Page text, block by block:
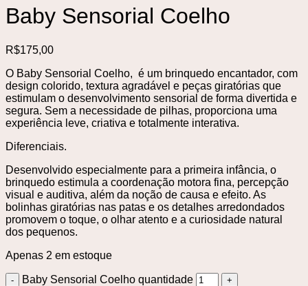
Baby Sensorial Coelho
R$175,00
O Baby Sensorial Coelho, é um brinquedo encantador, com
design colorido, textura agradável e peças giratórias que
estimulam o desenvolvimento sensorial de forma divertida e
segura. Sem a necessidade de pilhas, proporciona uma
experiência leve, criativa e totalmente interativa.
Diferenciais.
Desenvolvido especialmente para a primeira infância, o
brinquedo estimula a coordenação motora fina, percepção
visual e auditiva, além da noção de causa e efeito. As
bolinhas giratórias nas patas e os detalhes arredondados
promovem o toque, o olhar atento e a curiosidade natural
dos pequenos.
Apenas 2 em estoque
Baby Sensorial Coelho quantidade